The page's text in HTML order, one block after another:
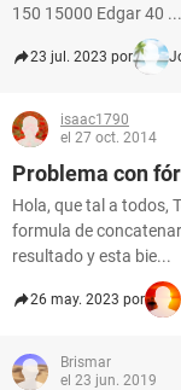
150 15000 Edgar 40 ...
23 jul. 2023 por
isaac1790
el 27 oct. 2014
Problema con
Hola, que tal a todos,
formula de
resultado y esta bie...
26 may. 2023 por
Brismar
el 23 jun. 2019